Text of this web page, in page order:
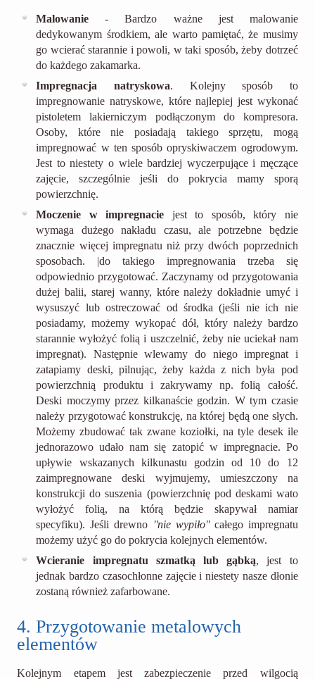
Malowanie - Bardzo ważne jest malowanie
dedykowanym środkiem, ale warto pamiętać, że musimy
go wcierać starannie i powoli, w taki sposób, żeby dotrzeć
do każdego zakamarka.
Impregnacja natryskowa. Kolejny sposób to
impregnowanie natryskowe, które najlepiej jest wykonać
pistoletem lakierniczym podłączonym do kompresora.
Osoby, które nie posiadają takiego sprzętu, mogą
impregnować w ten sposób opryskiwaczem ogrodowym.
Jest to niestety o wiele bardziej wyczerpujące i męczące
zajęcie, szczególnie jeśli do pokrycia mamy sporą
powierzchnię.
Moczenie w impregnacie jest to sposób, który nie
wymaga dużego nakładu czasu, ale potrzebne będzie
znacznie więcej impregnatu niż przy dwóch poprzednich
sposobach. |do takiego impregnowania trzeba się
odpowiednio przygotować. Zaczynamy od przygotowania
dużej balii, starej wanny, które należy dokładnie umyć i
wysuszyć lub ostreczować od środka (jeśli nie ich nie
posiadamy, możemy wykopać dół, który należy bardzo
starannie wyłożyć folią i uszczelnić, żeby nie uciekał nam
impregnat). Następnie wlewamy do niego impregnat i
zatapiamy deski, pilnując, żeby każda z nich była pod
powierzchnią produktu i zakrywamy np. folią całość.
Deski moczymy przez kilkanaście godzin. W tym czasie
należy przygotować konstrukcję, na której będą one słych.
Możemy zbudować tak zwane koziołki, na tyle desek ile
jednorazowo udało nam się zatopić w impregnacie. Po
upływie wskazanych kilkunastu godzin od 10 do 12
zaimpregnowane deski wyjmujemy, umieszczony na
konstrukcji do suszenia (powierzchnię pod deskami wato
wyłożyć folią, na którą będzie skapywał namiar
specyfiku). Jeśli drewno ''nie wypiło''całego impregnatu
możemy użyć go do pokrycia kolejnych elementów.
Wcieranie impregnatu szmatką lub gąbką, jest to
jednak bardzo czasochłonne zajęcie i niestety nasze dłonie
zostaną również zafarbowane.
4. Przygotowanie metalowych
elementów
Kolejnym etapem jest zabezpieczenie przed wilgocią